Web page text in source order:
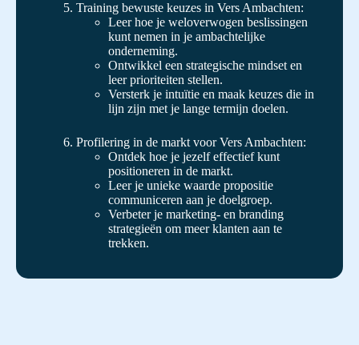
Training bewuste keuzes in Vers Ambachten:
Leer hoe je weloverwogen beslissingen
kunt nemen in je ambachtelijke
onderneming.
Ontwikkel een strategische mindset en
leer prioriteiten stellen.
Versterk je intuïtie en maak keuzes die in
lijn zijn met je lange termijn doelen.
Profilering in de markt voor Vers Ambachten:
Ontdek hoe je jezelf effectief kunt
positioneren in de markt.
Leer je unieke waarde propositie
communiceren aan je doelgroep.
Verbeter je marketing- en branding
strategieën om meer klanten aan te
trekken.